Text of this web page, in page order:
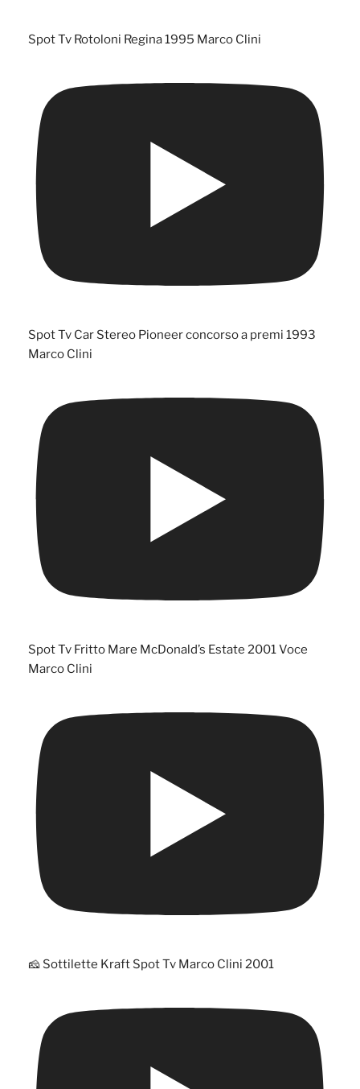
Spot Tv Rotoloni Regina 1995 Marco Clini
Spot Tv Car Stereo Pioneer concorso a premi 1993
Marco Clini
Spot Tv Fritto Mare McDonald’s Estate 2001 Voce
Marco Clini
🧀 Sottilette Kraft Spot Tv Marco Clini 2001